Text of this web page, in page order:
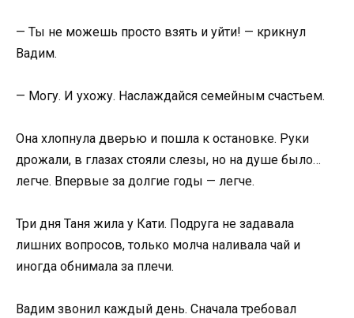
— Ты не можешь просто взять и уйти! — крикнул
Вадим.
— Могу. И ухожу. Наслаждайся семейным счастьем.
Она хлопнула дверью и пошла к остановке. Руки
дрожали, в глазах стояли слезы, но на душе было…
легче. Впервые за долгие годы — легче.
Три дня Таня жила у Кати. Подруга не задавала
лишних вопросов, только молча наливала чай и
иногда обнимала за плечи.
Вадим звонил каждый день. Сначала требовал